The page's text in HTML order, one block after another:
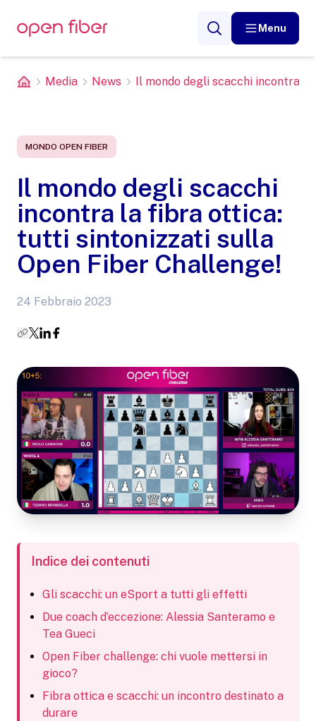
Menu
Media News Il mondo degli scacchi incontra
MONDO OPEN FIBER
Il mondo degli scacchi
incontra la fibra ottica:
tutti sintonizzati sulla
Open Fiber Challenge!
24 Febbraio 2023
Indice dei contenuti
Gli scacchi: un eSport a tutti gli effetti
Due coach d’eccezione: Alessia Santeramo e
Tea Gueci
Open Fiber challenge: chi vuole mettersi in
gioco?
Fibra ottica e scacchi: un incontro destinato a
durare